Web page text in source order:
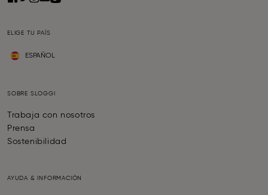
ELIGE TU PAÍS
ESPAÑOL
SOBRE SLOGGI
Trabaja con nosotros
Prensa
Sostenibilidad
AYUDA & INFORMACIÓN